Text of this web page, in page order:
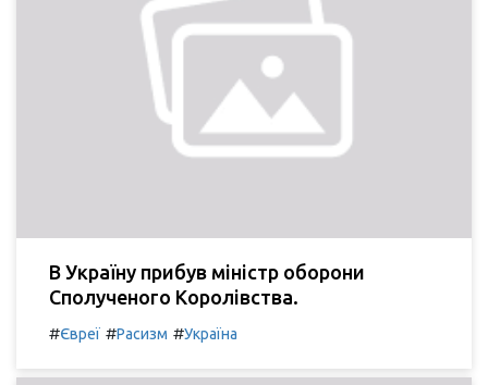
В Україну прибув міністр оборони
Сполученого Королівства.
#Євреї #Расизм #Україна